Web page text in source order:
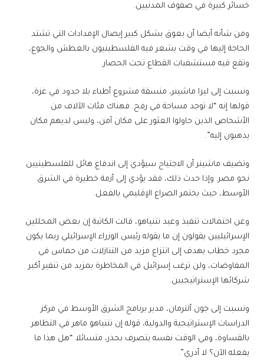
خسائر كبيرة في صفوف المدنيين.
ومن شأنه أيضا أن يعوق بشكل كبير إيصال الإمدادات التي تشتد
الحاجة إليها في وقت يشعر فيه الفلسطينيون بالعطش والجوع،
وتقع فيه مستشفيات القطاع تحت الحصار.
ونسبت إلى ليزا ماشينر، منسقة مشروع أطباء بلا حدود في غزة،
قولها إنه “لا توجد مساحة في رفح. فهناك مئات الآلاف من
الأشخاص الذين حاولوا العثور على مكان آمن، وليس لديهم مكان
يذهبون إليه”.
وتضيف ماشينر أن الاجتياح سيؤدي إلى اندفاع هائل للفلسطينيين
نحو مصر. وإذا حدث ذلك، فقد يؤدي إلى أزمة خطيرة في الشرق
الأوسط، حيث يختمر الصراع الإقليمي بالفعل.
وعن احتمالات تنفيذ وعيد نتنياهو، قالت الكاتبة إن بعض المحللين
الإسرائيليين يقولون إن ما يقوله رئيس الوزراء الإسرائيلي ربما يكون
مجرد خطاب يهدف إلى انتزاع مزيد من التنازلات من حماس في
المفاوضات، ولن ترغب إسرائيل في المخاطرة بمزيد من تنفير أكبر
شركائها الإستراتيجيين.
ونسبت إلى جون ألترمان، مدير برنامج الشرق الأوسط في مركز
الدراسات الإستراتيجية والدولية، قوله إن نتنياهو ماهر في التظاهر
بالقساوة، وفي الوقت نفسه يتصرف بحذر، متسائلا “هل هذا ما
يفعله الآن؟ لا أدري”.